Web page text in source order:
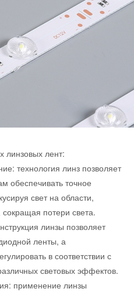
линзовых лент:
технология линз позволяет
обеспечивать точное
свет на области,
потери света.
линзы позволяет
ленты, а
в соответствии с
световых эффектов.
применение линзы